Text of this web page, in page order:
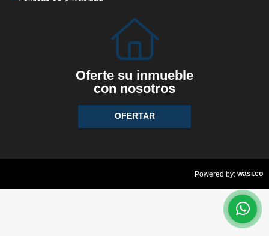
Oferte su inmueble
con nosotros
OFERTAR
Powered by: wasi.co